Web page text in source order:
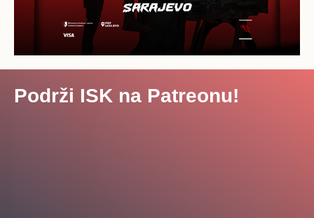
Podrži ISK na Patreonu!